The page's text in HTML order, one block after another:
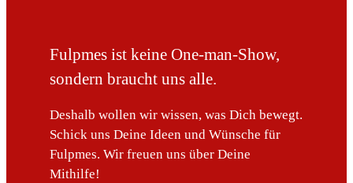
Fulpmes ist keine One-man-Show,
sondern braucht uns alle.
Deshalb wollen wir wissen, was Dich bewegt.
Schick uns Deine Ideen und Wünsche für
Fulpmes. Wir freuen uns über Deine
Mithilfe!